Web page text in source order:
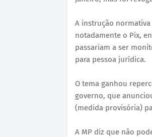
A instrução
notadamente o Pix,
passariam a ser
para pessoa jurídica.
O tema ganhou
governo, que
(medida provisória)
A MP diz que não